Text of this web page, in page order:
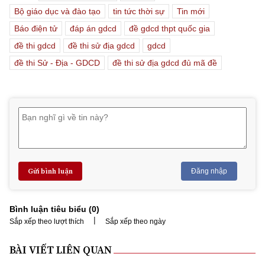
Bộ giáo dục và đào tạo tin tức thời sự
Tin mới
Báo điện tử
đáp án gdcd
đề gdcd thpt quốc gia
đề thi gdcd
đề thi sử địa gdcd
gdcd
đề thi Sử - Địa - GDCD
đề thi sử địa gdcd đủ mã đề
Gửi bình luận Đăng nhập
Bình luận tiêu biểu (0)
Sắp xếp theo lượt thích | Sắp xếp theo ngày
BÀI VIẾT LIÊN QUAN